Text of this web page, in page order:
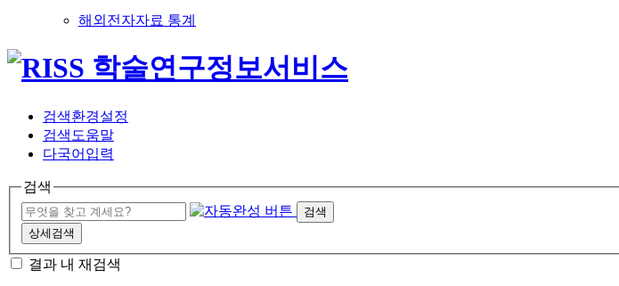
해외전자자료 통계
검색환경설정
검색도움말
다국어입력
검색
검색
상세검색
결과 내 재검색